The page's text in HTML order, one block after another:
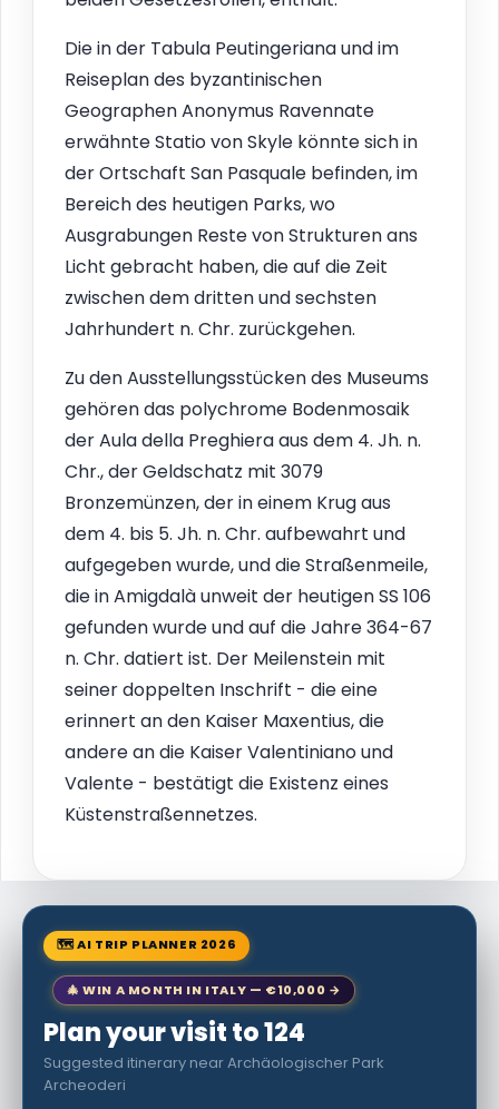
Die in der Tabula Peutingeriana und im
Reiseplan des byzantinischen
Geographen Anonymus Ravennate
erwähnte Statio von Skyle könnte sich in
der Ortschaft San Pasquale befinden, im
Bereich des heutigen Parks, wo
Ausgrabungen Reste von Strukturen ans
Licht gebracht haben, die auf die Zeit
zwischen dem dritten und sechsten
Jahrhundert n. Chr. zurückgehen.
Zu den Ausstellungsstücken des Museums
gehören das polychrome Bodenmosaik
der Aula della Preghiera aus dem 4. Jh. n.
Chr., der Geldschatz mit 3079
Bronzemünzen, der in einem Krug aus
dem 4. bis 5. Jh. n. Chr. aufbewahrt und
aufgegeben wurde, und die Straßenmeile,
die in Amigdalà unweit der heutigen SS 106
gefunden wurde und auf die Jahre 364-67
n. Chr. datiert ist. Der Meilenstein mit
seiner doppelten Inschrift - die eine
erinnert an den Kaiser Maxentius, die
andere an die Kaiser Valentiniano und
Valente - bestätigt die Existenz eines
Küstenstraßennetzes.
🗺 AI TRIP PLANNER 2026
🎄 WIN A MONTH IN ITALY — €10,000 →
Plan your visit to 124
Suggested itinerary near Archäologischer Park
Archeoderi